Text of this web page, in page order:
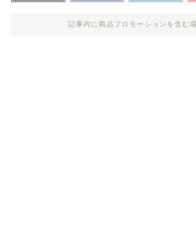
記事内に商品プロモーションを含む